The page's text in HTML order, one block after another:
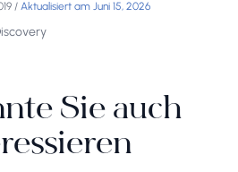
/ Aktualisiert am Juni 15, 2026
Sie auch